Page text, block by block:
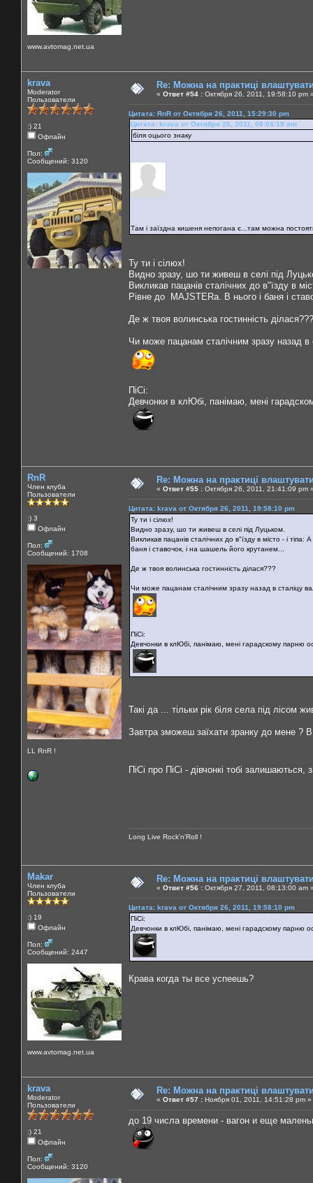
www.avtomag.net.ua
krava
Moderator
Пользователи
:) 21
Офлайн
Пол:
Сообщений: 3120
Re: Можна на практиці
« Ответ #54 : Октября 26, 2011, 19:58:10 pm
Цитата: RnR от Октября 26, 2011, 15:29:30 pm
Цитата: krava от Октября 26, 2011, 08:04:19 am
біля оцього знаку
Там і заїздна кишеня непогана є...там можна
Ту ти і сілюх!
Видно зразу, шо ти живеш в селі під
Викликав пацанів сталічних до в"їзду в
Рівне до MAJSTERа. В нього і баня і
Де ж твоя волинська гостинність ділася???
Чи може пацанам сталічним зразу назад в
ПіСі:
Девчонки в клЮбі, панімаю, мені
RnR
Член клуба
Пользователи
:) 3
Офлайн
Пол:
Сообщений: 1708
LL RnR !
Re: Можна на практиці
« Ответ #55 : Октября 26, 2011, 21:41:09 pm
Цитата: krava от Октября 26, 2011, 19:58:10 pm
Ту ти і сілюх!
Видно зразу, шо ти живеш в селі під Луцьком.
Викликав пацанів сталічних до в"їзду в місто - і
баня і ставочок, і на шашель його крутанем...
Де ж твоя волинська гостинність ділася???
Чи може пацанам сталічним зразу назад в сталіцу
ПіСі:
Девчонки в клЮбі, панімаю, мені гарадскому парню
Такі да ... тільки рік біля села під
Завтра зможеш заїхати зранку до мене ?
ПіСі про ПіСі - дівчонкі тобі
Long Live Rock'n'Roll !
Makar
Член клуба
Пользователи
:) 19
Офлайн
Пол:
Сообщений: 2447
www.avtomag.net.ua
Re: Можна на практиці
« Ответ #56 : Октября 27, 2011, 08:13:00 am
Цитата: krava от Октября 26, 2011, 19:58:10 pm
ПіСі:
Девчонки в клЮбі, панімаю, мені гарадскому парню
Крава когда ты все успеешь?
krava
Moderator
Пользователи
:) 21
Офлайн
Пол:
Сообщений: 3120
Re: Можна на практиці
« Ответ #57 : Ноября 01, 2011, 14:51:28 pm »
до 19 числа времени - вагон и еще